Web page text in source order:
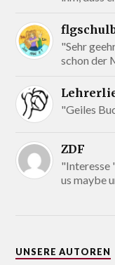
"Sehr
schon der
"Geiles
ZDF
"Interesse
us maybe
UNSERE AUTOREN